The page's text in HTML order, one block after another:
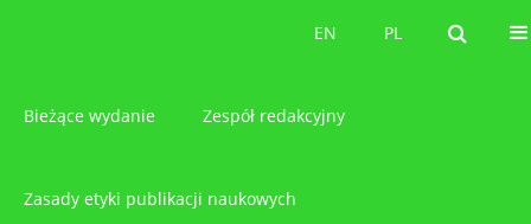
PL
EN PL
EN
Bieżące wydanie Zespół redakcyjny
Zasady etyki publikacji naukowych